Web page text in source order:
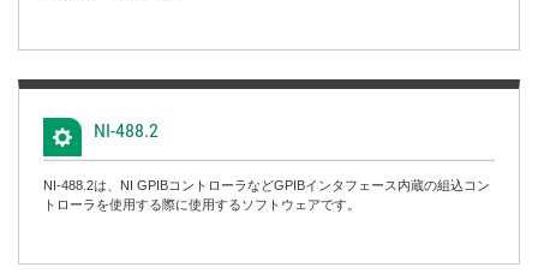
NI-488.2
NI-488.2は、NI GPIBコントローラなどGPIBインタフェース内蔵の組込コン
トローラを使用する際に使用するソフトウェアです。